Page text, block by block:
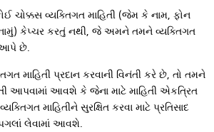
વ્યક્તિગત માહિતી (જેમ કે નામ, ફોન
કેપ્ચર કરતું નથી, જે અમને તમને વ્યક્તિગત
આપે છે.
માહિતી પ્રદાન કરવાની વિનંતી કરે છે, તો તમને
આપવામાં આવશે કે જેના માટે માહિતી એકત્રિત
માહિતીને સુરક્ષિત કરવા માટે પ્રતિસાદ
પગલાં લેવામાં આવશે.